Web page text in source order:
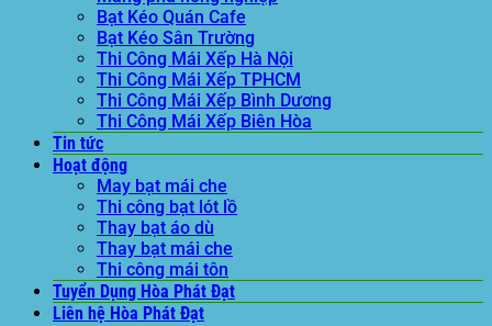
Bạt Kéo Quán Cafe
Bạt Kéo Sân Trường
Thi Công Mái Xếp Hà Nội
Thi Công Mái Xếp TPHCM
Thi Công Mái Xếp Bình Dương
Thi Công Mái Xếp Biên Hòa
Tin tức
Hoạt động
May bạt mái che
Thi công bạt lót lồ
Thay bạt áo dù
Thay bạt mái che
Thi công mái tôn
Tuyển Dụng Hòa Phát Đạt
Liên hệ Hòa Phát Đạt